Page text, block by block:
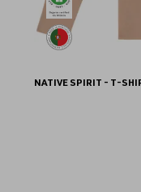
NATIVE SPIRIT - T-